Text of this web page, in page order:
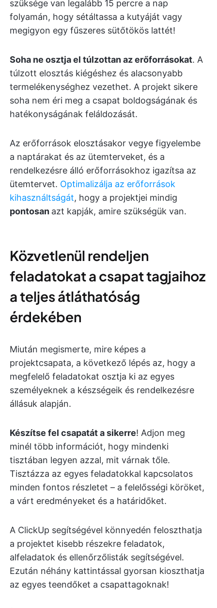
szüksége van legalább 15 percre a nap
folyamán, hogy sétáltassa a kutyáját vagy
megigyon egy fűszeres sütőtökös lattét!
Soha ne osztja el túlzottan az erőforrásokat. A
túlzott elosztás kiégéshez és alacsonyabb
termelékenységhez vezethet. A projekt sikere
soha nem éri meg a csapat boldogságának és
hatékonyságának feláldozását.
Az erőforrások elosztásakor vegye figyelembe
a naptárakat és az ütemterveket, és a
rendelkezésre álló erőforrásokhoz igazítsa az
ütemtervet. Optimalizálja az erőforrások
kihasználtságát, hogy a projektjei mindig
pontosan azt kapják, amire szükségük van.
Közvetlenül rendeljen
feladatokat a csapat tagjaihoz
a teljes átláthatóság
érdekében
Miután megismerte, mire képes a
projektcsapata, a következő lépés az, hogy a
megfelelő feladatokat osztja ki az egyes
személyeknek a készségeik és rendelkezésre
állásuk alapján.
Készítse fel csapatát a sikerre! Adjon meg
minél több információt, hogy mindenki
tisztában legyen azzal, mit várnak tőle.
Tisztázza az egyes feladatokkal kapcsolatos
minden fontos részletet – a felelősségi köröket,
a várt eredményeket és a határidőket.
A ClickUp segítségével könnyedén feloszthatja
a projektet kisebb részekre feladatok,
alfeladatok és ellenőrzőlisták segítségével.
Ezután néhány kattintással gyorsan kioszthatja
az egyes teendőket a csapattagoknak!